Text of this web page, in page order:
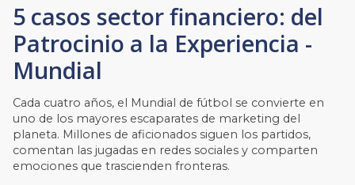
5 casos sector financiero: del
Patrocinio a la Experiencia -
Mundial
Cada cuatro años, el Mundial de fútbol se convierte en
uno de los mayores escaparates de marketing del
planeta. Millones de aficionados siguen los partidos,
comentan las jugadas en redes sociales y comparten
emociones que trascienden fronteras.